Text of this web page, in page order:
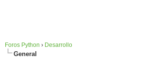
Foros Python › Desarrollo
General